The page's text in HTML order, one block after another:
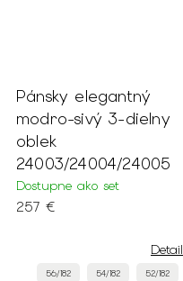
Pánsky elegantný
modro-sivý 3-dielny
oblek
24003/24004/24005
Dostupne ako set
257 €
Detail
56/182 54/182 52/182